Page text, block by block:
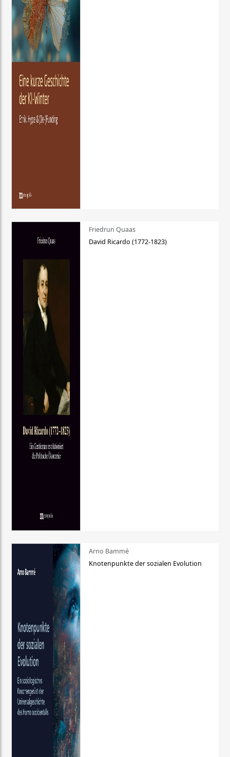
Friedrun Quaas
David Ricardo (1772-1823)
Arno Bammé
Knotenpunkte der sozialen Evolution